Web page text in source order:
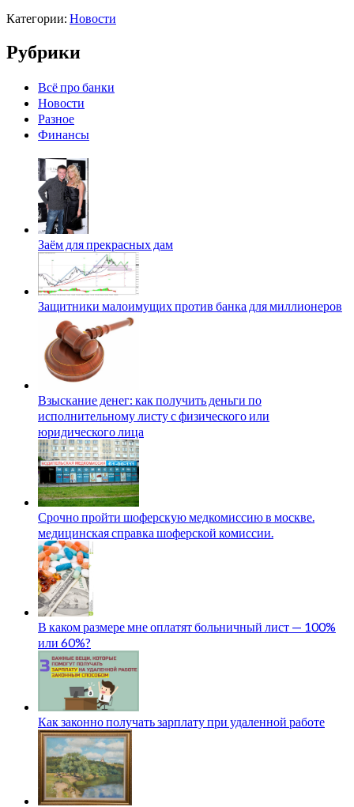
Категории: Новости
Рубрики
Всё про банки
Новости
Разное
Финансы
Заём для прекрасных дам
Защитники малоимущих против банка для миллионеров
Взыскание денег: как получить деньги по
исполнительному листу с физического или
юридического лица
Срочно пройти шоферскую медкомиссию в москве.
медицинская справка шоферской комиссии.
В каком размере мне оплатят больничный лист — 100%
или 60%?
Как законно получать зарплату при удаленной работе